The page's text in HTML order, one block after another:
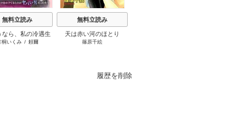
無料立読み
なら、私の冷遇生
ーティーで声をか
桐いくみ/ 頼爾
無料立読み
天は赤い河のほとり
篠原千絵
履歴を削除